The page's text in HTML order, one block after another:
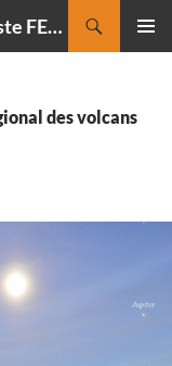
CIELMANIA : le blog de Jean-Baptiste FELDMANN, photographe du ciel
des volcans